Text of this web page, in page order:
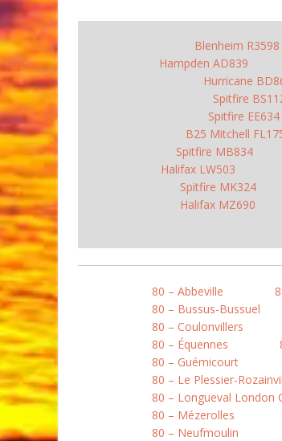
Blenheim R3598
Hampden AD839
Hurricane
Spitfire
Spitfire EE634
B25 Mitchell
Spitfire MB834
Halifax LW503
Spitfire MK324
Halifax MZ690
80 – Abbeville
80 – Bussus-Bussuel
80 – Coulonvillers
80 – Équennes
80 – Guémicourt
80 – Le Plessier-
80 – Longueval London
80 – Mézerolles
80 – Neufmoulin